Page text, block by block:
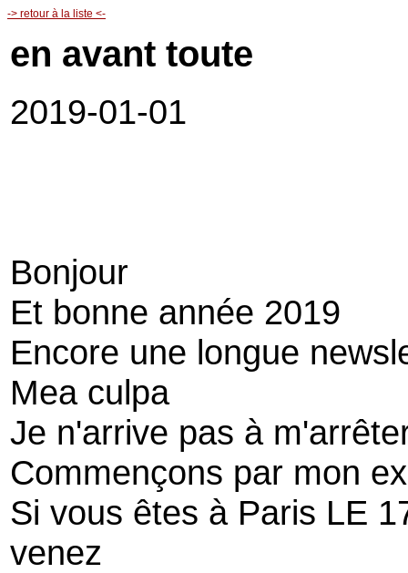
-> retour à la liste <-
en avant toute
2019-01-01
Bonjour
Et bonne année 2019
Encore une longue
Mea culpa
Je n'arrive pas à
Commençons par mon
Si vous êtes à Paris LE
venez